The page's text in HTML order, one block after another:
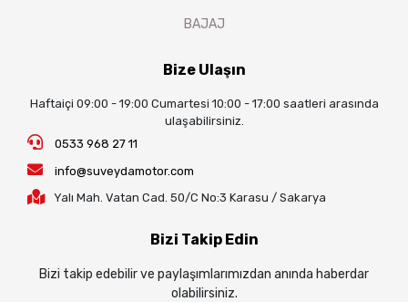
BAJAJ
Bize Ulaşın
Haftaiçi 09:00 - 19:00 Cumartesi 10:00 - 17:00 saatleri arasında
ulaşabilirsiniz.
0533 968 27 11
info@suveydamotor.com
Yalı Mah. Vatan Cad. 50/C No:3 Karasu / Sakarya
Bizi Takip Edin
Bizi takip edebilir ve paylaşımlarımızdan anında haberdar
olabilirsiniz.